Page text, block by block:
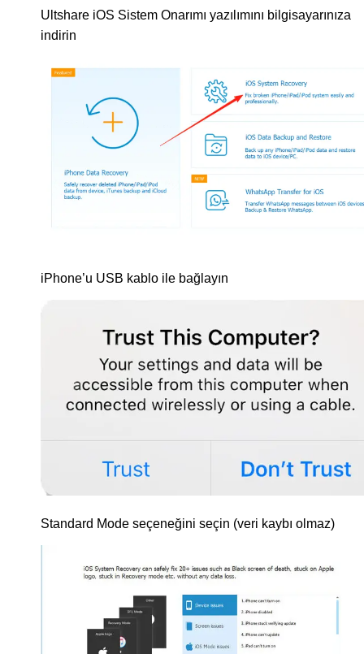
Ultshare iOS Sistem Onarımı yazılımını bilgisayarınıza
indirin
iPhone’u USB kablo ile bağlayın
Standard Mode seçeneğini seçin (veri kaybı olmaz)